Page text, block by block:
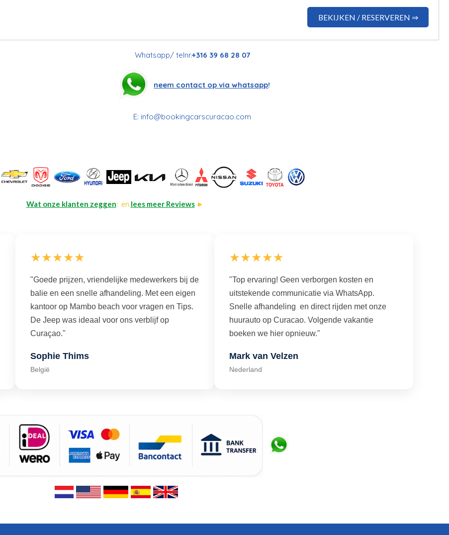
BEKIJKEN / RESERVEREN ⇒
Whatsapp/ telnr.+316 39 68 28 07
neem contact op via whatsapp!
E: info@bookingcarscuracao.com
Wat onze klanten zeggen: en lees meer Reviews►
★★★★★
"Goede prijzen, vriendelijke medewerkers bij de
balie en een snelle afhandeling. Met een eigen
kantoor op Mambo beach voor vragen en Tips.
De Jeep was ideaal voor ons verblijf op
Curaçao."
Sophie Thims
België
★★★★★
"Top ervaring! Geen verborgen kosten en
uitstekende communicatie via WhatsApp.
Snelle afhandeling en direct rijden met onze
huurauto op Curacao. Volgende vakantie
boeken we hier opnieuw."
Mark van Velzen
Nederland